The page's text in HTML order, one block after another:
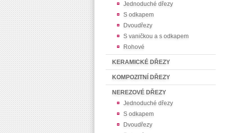
Jednoduché dřezy
S odkapem
Dvoudřezy
S vaničkou a s odkapem
Rohové
KERAMICKÉ DŘEZY
KOMPOZITNÍ DŘEZY
NEREZOVÉ DŘEZY
Jednoduché dřezy
S odkapem
Dvoudřezy